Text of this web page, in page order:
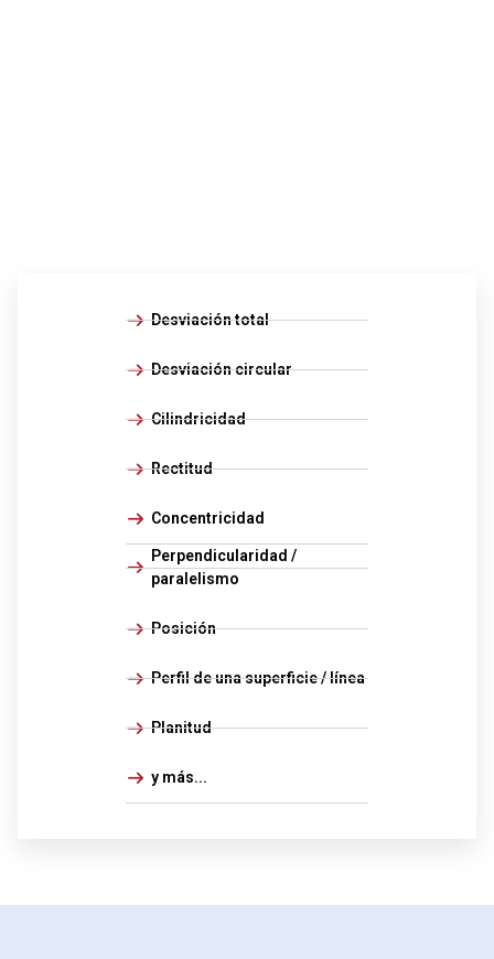
Desviación total
Desviación circular
Cilindricidad
Rectitud
Concentricidad
Perpendicularidad /
paralelismo
Posición
Perfil de una superficie / línea
Planitud
y más...